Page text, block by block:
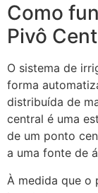
Como
Pivô
O sistema de
forma
distribuída de
central é uma
de um ponto
a uma fonte de
À medida que o